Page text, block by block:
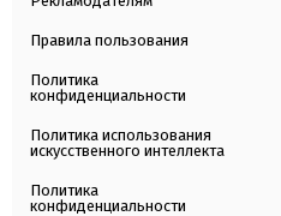
Правила пользования
Политика
конфиденциальности
Политика использования
искусственного интеллекта
Политика
конфиденциальности